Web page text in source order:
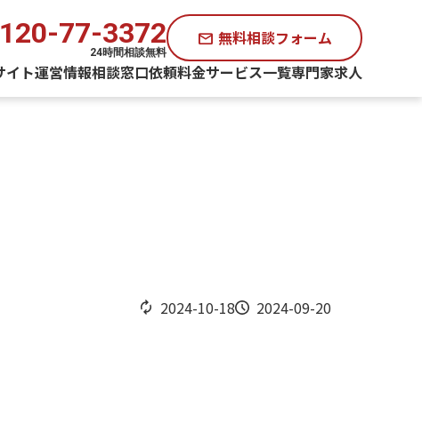
77-3372
24時間相談無料
mail 無料相談フォーム
イト運営情報相談窓口依頼料金サービス一覧専門家求人
2024-10-18 2024-09-20